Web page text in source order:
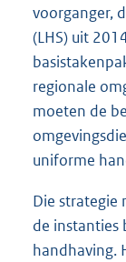
voorganger,
(LHS) uit
regionale
moeten de
uniforme
Die strategie
de instanties
handhaving.